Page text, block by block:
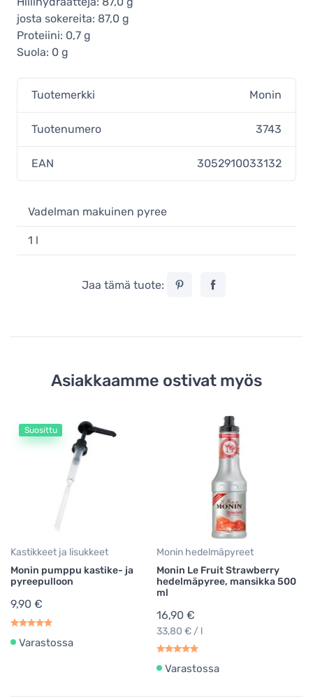
josta sokereita: 87,0 g
Proteiini: 0,7 g
Suola: 0 g
Tuotemerkki Monin
Tuotenumero 3743
EAN 3052910033132
Vadelman makuinen pyree
1 l
Jaa tämä tuote:
Asiakkaamme ostivat myös
Suosittu
Kastikkeet ja lisukkeet
Monin pumppu kastike- ja
pyreepulloon
9,90 €
Varastossa
Monin hedelmäpyreet
Monin Le Fruit Strawberry
hedelmäpyree, mansikka 500
ml
16,90 €
33,80 € / l
Varastossa